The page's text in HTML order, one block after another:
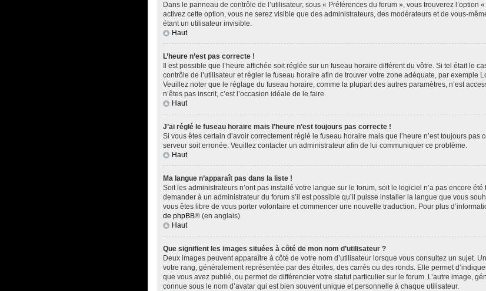
Dans le panneau de contrôle de l’utilisateur, sous « Préférences du forum », vous trouverez l’option
activez cette option, vous ne serez visible que des administrateurs, des modérateurs et de vous-
étant un utilisateur invisible.
Haut
L’heure n’est pas correcte !
Il est possible que l’heure affichée soit réglée sur un fuseau horaire différent du vôtre. Si tel était le
contrôle de l’utilisateur et régler le fuseau horaire afin de trouver votre zone adéquate, par exemple
Veuillez noter que le réglage du fuseau horaire, comme la plupart des autres paramètres, n’est
n’êtes pas inscrit, c’est l’occasion idéale de le faire.
Haut
J’ai réglé le fuseau horaire mais l’heure n’est toujours pas correcte !
Si vous êtes certain d’avoir correctement réglé le fuseau horaire mais que l’heure n’est toujours pas
serveur soit erronée. Veuillez contacter un administrateur afin de lui communiquer ce problème.
Haut
Ma langue n’apparaît pas dans la liste !
Soit les administrateurs n’ont pas installé votre langue sur le forum, soit le logiciel n’a pas encore
demander à un administrateur du forum s’il est possible qu’il puisse installer la langue que vous
vous êtes libre de vous porter volontaire et commencer une nouvelle traduction. Pour plus
de phpBB® (en anglais).
Haut
Que signifient les images situées à côté de mon nom d’utilisateur ?
Deux images peuvent apparaître à côté de votre nom d’utilisateur lorsque vous consultez un sujet.
votre rang, généralement représentée par des étoiles, des carrés ou des ronds. Elle permet
que vous avez publié, ou permet de différencier votre statut particulier sur le forum. L’autre image,
connue sous le nom d’avatar qui est bien souvent unique et personnelle à chaque utilisateur.